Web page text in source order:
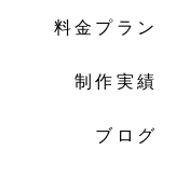
料金プラン
制作実績
ブログ